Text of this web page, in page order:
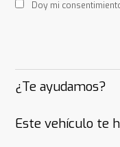
Doy mi
¿Te ayudamos?
Este vehículo te